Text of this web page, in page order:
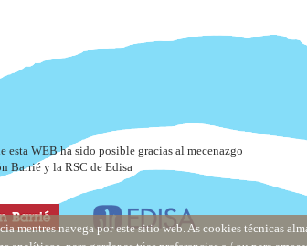
esta WEB ha sido posible gracias al mecenazgo
Barrié y la RSC de Edisa
mentres navega por este sitio web. As cookies técnicas